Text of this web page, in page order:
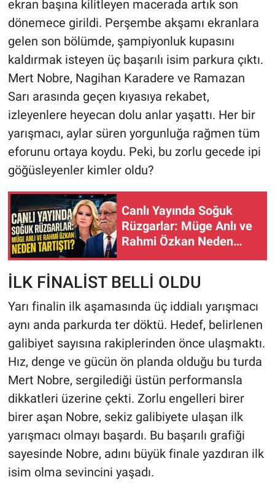
ekran başına kilitleyen macerada artık son
dönemece girildi. Perşembe akşamı ekranlara
gelen son bölümde, şampiyonluk kupasını
kaldırmak isteyen üç başarılı isim parkura çıktı.
Mert Nobre, Nagihan Karadere ve Ramazan
Sarı arasında geçen kıyasıya rekabet,
izleyenlere heyecan dolu anlar yaşattı. Her bir
yarışmacı, aylar süren yorgunluğa rağmen tüm
eforunu ortaya koydu. Peki, bu zorlu gecede ipi
göğüsleyenler kimler oldu?
Canlı Yayında Soğuk
Rüzgarlar: Müge Anlı ve
Rahmi Özkan Neden
İLK FİNALİST BELLİ OLDU
Yarı finalin ilk aşamasında üç iddialı yarışmacı
aynı anda parkurda ter döktü. Hedef, belirlenen
galibiyet sayısına rakiplerinden önce ulaşmaktı.
Hız, denge ve gücün ön planda olduğu bu turda
Mert Nobre, sergilediği üstün performansla
dikkatleri üzerine çekti. Zorlu engelleri birer
birer aşan Nobre, sekiz galibiyete ulaşan ilk
yarışmacı olmayı başardı. Bu başarılı grafiği
sayesinde Nobre, adını büyük finale yazdıran ilk
isim olma sevincini yaşadı.